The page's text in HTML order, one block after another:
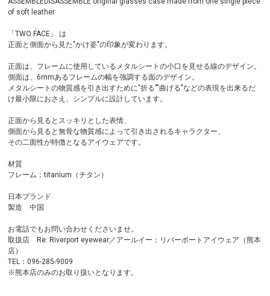
of soft leather
「TWO FACE」 は
正面と側面から見た"かけ姿"の印象が変わります。
正面は、フレームに使用しているメタルシートの小口を見せる線のデザイン。
側面は、6mmあるフレームの幅を強調する面のデザイン。
メタルシートの物質感を引き出すために"折る""曲げる"などの表現を出来るだ
け最小限におさえ、シンプルに設計しています。
正面から見るとスッキリとした表情、
側面から見ると無骨な物質感によって引き出されるキャラクター、
その二面性が特徴となるアイウェアです。
材質
フレーム：titanium（チタン）
日本ブランド
製造 中国
お電話でもお問い合わせくださいませ。
取扱店 Re: Riverport eyewear／アールイー：リバーポートアイウェア（熊本
店）
TEL：096-285-9009
※熊本店のみのお取り扱いとなります。